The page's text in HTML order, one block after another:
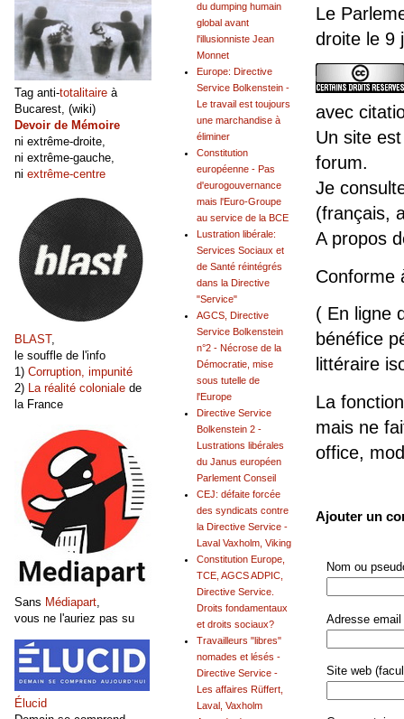
Le
droite le 9
avec
Un site
forum.
Je
(français,
A propos
Conforme
( En ligne
bénéfice
littéraire
La
mais ne
office,
Ajouter un
Nom ou
Adresse email
Site web
du dumping humain
global avant
l'illusionniste Jean
Monnet
Europe: Directive
Service Bolkenstein -
Le travail est toujours
une marchandise à
éliminer
Constitution
européenne - Pas
d'eurogouvernance
mais l'Euro-Groupe
au service de la BCE
Lustration libérale:
Services Sociaux et
de Santé réintégrés
dans la Directive
"Service"
AGCS, Directive
Service Bolkenstein
n°2 - Nécrose de la
Démocratie, mise
sous tutelle de
l'Europe
Directive Service
Bolkenstein 2 -
Lustrations libérales
du Janus européen
Parlement Conseil
CEJ: défaite forcée
des syndicats contre
la Directive Service -
Laval Vaxholm, Viking
Constitution Europe,
TCE, AGCS ADPIC,
Directive Service.
Droits fondamentaux
et droits sociaux?
Travailleurs "libres"
nomades et lésés -
Directive Service -
Les affaires Rüffert,
Laval, Vaxholm
Tag anti-totalitaire à
Bucarest, (wiki)
Devoir de Mémoire
ni extrême-droite,
ni extrême-gauche,
ni extrême-centre
BLAST,
le souffle de l'info
1) Corruption, impunité
2) La réalité coloniale de
la France
Sans Médiapart,
vous ne l'auriez pas su
Élucid